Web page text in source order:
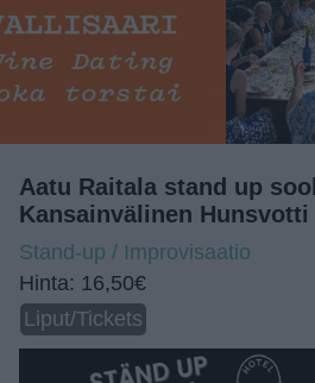
Aatu Raitala stand up
Kansainvälinen Hunsvotti
Stand-up / Improvisaatio
Hinta: 16,50€
Liput/Tickets